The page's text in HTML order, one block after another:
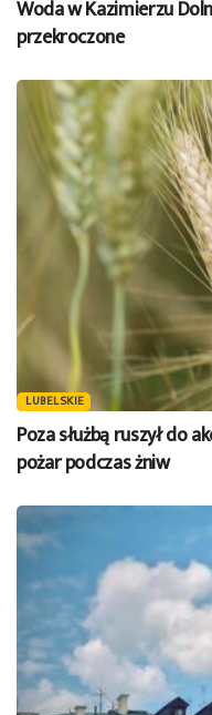
Woda w Kazimierzu
przekroczone
LUBELSKIE
Poza służbą ruszył do
pożar podczas żniw